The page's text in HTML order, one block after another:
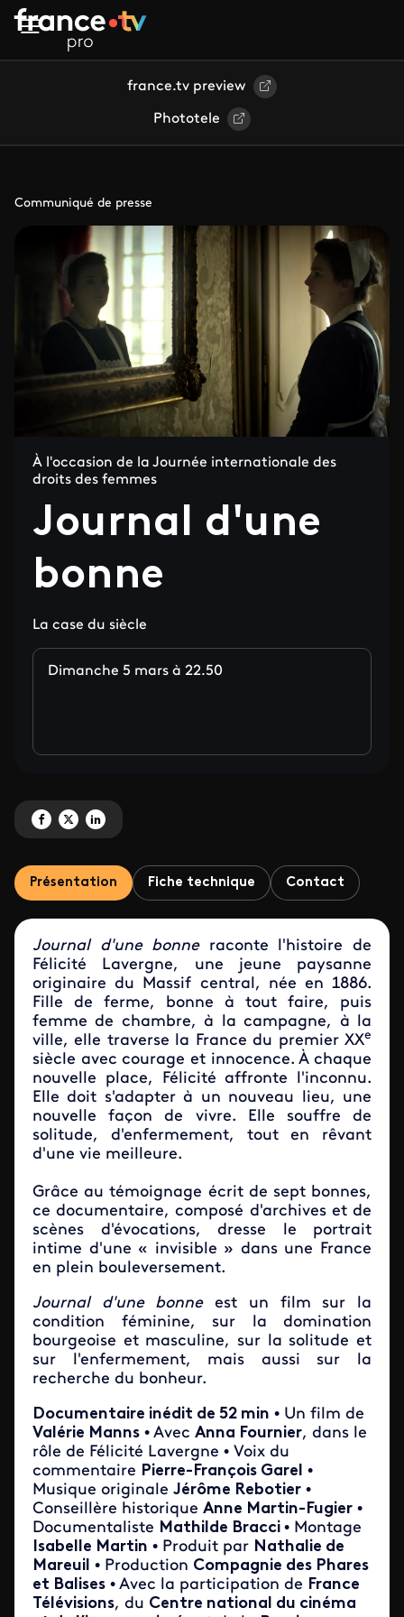
Aller au contenu principal
france.tv preview
Phototele
Communiqué de presse
À l'occasion de la Journée internationale des
droits des femmes
Journal d'une
bonne
La case du siècle
Dimanche 5 mars à 22.50
Partagez 'Journal d'une bonne' sur Facebook
Partagez 'Journal d'une bonne' sur X
Partagez 'Journal d'une bonne' sur LinkedIn
Présentation Fiche technique Contact
Journal d'une bonneraconte l'histoire de
Félicité Lavergne, une jeune paysanne
originaire du Massif central, née en 1886.
Fille de ferme, bonne à tout faire, puis
femme de chambre, à la campagne, à la
ville, elle traverse la France du premier XXe
siècle avec courage et innocence. À chaque
nouvelle place, Félicité affronte l'inconnu.
Elle doit s'adapter à un nouveau lieu, une
nouvelle façon de vivre. Elle souffre de
solitude, d'enfermement, tout en rêvant
d'une vie meilleure.
Grâce au témoignage écrit de sept bonnes,
ce documentaire, composé d'archives et de
scènes d'évocations, dresse le portrait
intime d'une « invisible » dans une France
en plein bouleversement.
Journal d'une bonneest un film sur la
condition féminine, sur la domination
bourgeoise et masculine, sur la solitude et
sur l'enfermement, mais aussi sur la
recherche du bonheur.
Documentaire inédit de 52 min • Un film de
Valérie Manns • Avec Anna Fournier, dans le
rôle de Félicité Lavergne • Voix du
commentaire Pierre-François Garel •
Musique originale Jérôme Rebotier •
Conseillère historique Anne Martin-Fugier •
Documentaliste Mathilde Bracci • Montage
Isabelle Martin • Produit par Nathalie de
Mareuil • Production Compagnie des Phares
et Balises • Avec la participation de France
Télévisions, du Centre national du cinéma